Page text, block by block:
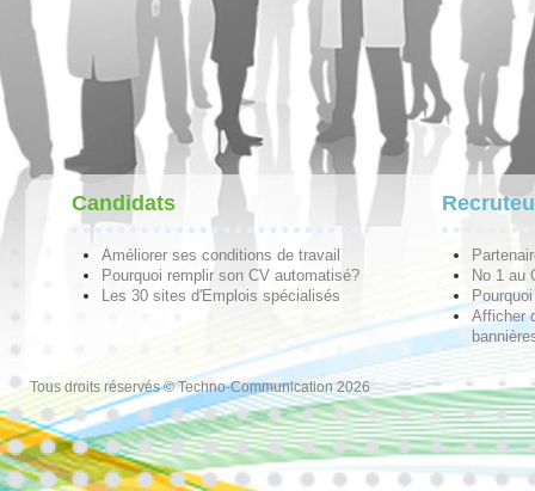
Candidats
Améliorer ses conditions de travail
Pourquoi remplir son CV automatisé?
Les 30 sites d'Emplois spécialisés
No 1 au
Afficher
Tous droits réservés © Techno-Communication 2026